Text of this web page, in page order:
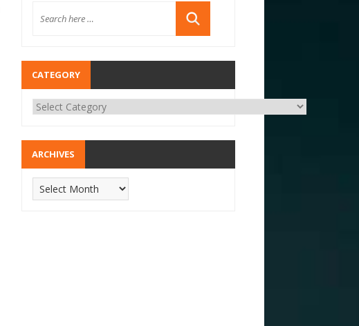
CATEGORY
ARCHIVES